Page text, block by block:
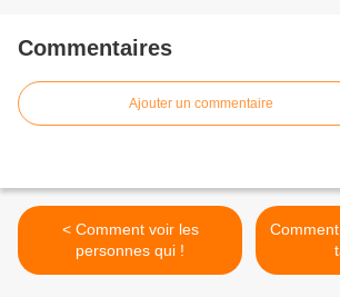
Commentaires
Ajouter un commentaire
< Comment voir les
personnes qui !